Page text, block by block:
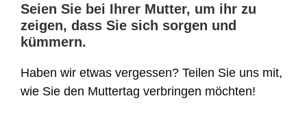
Seien Sie bei Ihrer Mutter, um ihr zu
zeigen, dass Sie sich sorgen und
kümmern.
Haben wir etwas vergessen? Teilen Sie uns mit,
wie Sie den Muttertag verbringen möchten!